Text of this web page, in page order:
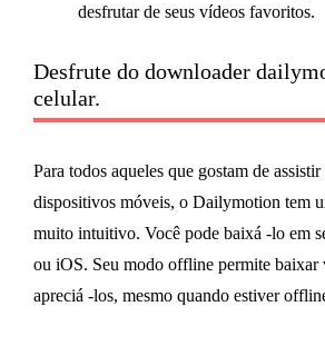
desfrutar de seus vídeos favoritos.
Desfrute do downloader
celular.
Para todos aqueles que gostam de
dispositivos móveis, o Dailymotion tem
muito intuitivo. Você pode baixá -lo em
ou iOS. Seu modo offline permite baixar
apreciá -los, mesmo quando estiver